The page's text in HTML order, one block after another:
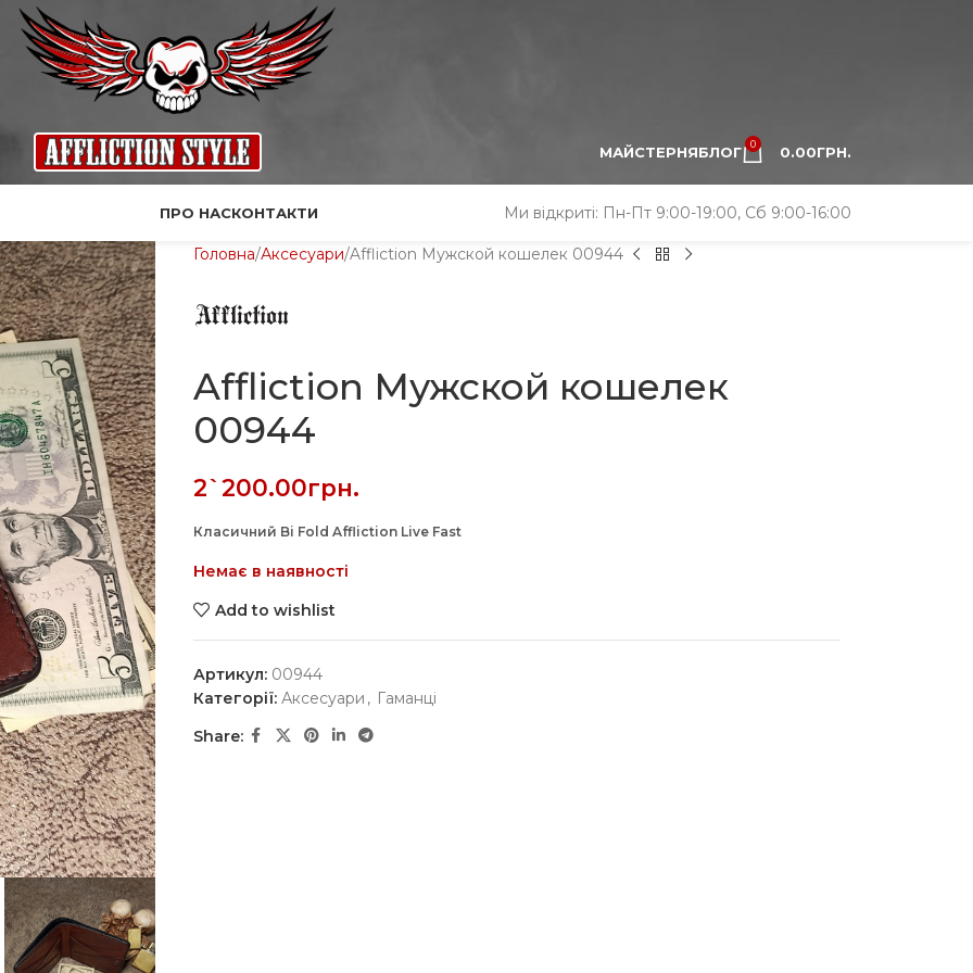
МАЙСТЕРНЯБЛОГ 0 0.00ГРН.
ПРО НАСКОНТАКТИ Ми відкриті: Пн-Пт 9:00-19:00, Сб 9:00-16:00
Головна Аксесуари Affliction Мужской кошелек 00944
Affliction Мужской кошелек
00944
2`200.00грн.
Класичний Bi Fold Affliction Live Fast
Немає в наявності
Add to wishlist
Артикул: 00944
Категорії: Аксесуари , Гаманці
Share: